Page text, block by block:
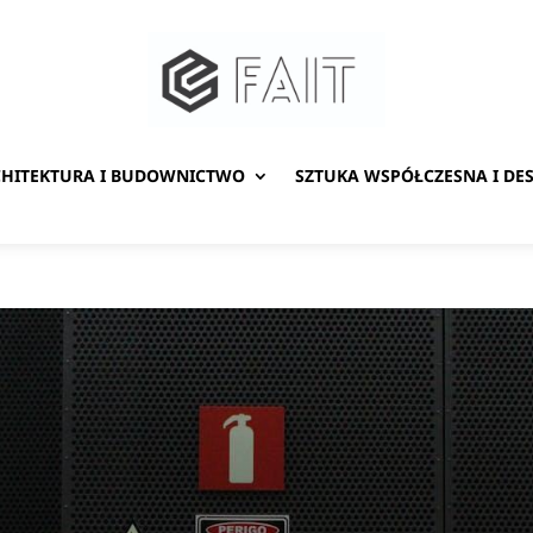
I BUDOWNICTWO SZTUKA WSPÓŁCZESNA I